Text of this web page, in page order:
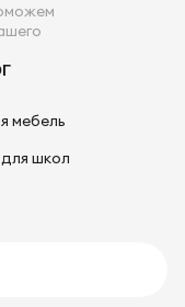
мебель
школ